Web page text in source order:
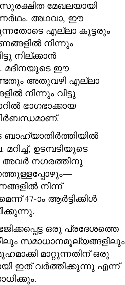
മേഖലയായി
അഥവാ, ഈ
എല്ലാ കൂട്ടരും
നിന്നും
നില്ക്കാന്‍
മദീനയുടെ ഈ
അതുവഴി എല്ലാ
നിന്നും വിട്ടു
ഭാഗഭാക്കായ
ഉടമ്പടിയുടെ
നഗരത്തിനു
നിന്ന്
47-ാം ആര്‍ട്ടിക്കിള്‍
ഒരു പ്രദേശത്തെ
സമാധാനമൂല്യങ്ങളിലും
മാറ്റുന്നതിന് ഒരു
ഇത് വര്‍ത്തിക്കുന്നു എന്ന്